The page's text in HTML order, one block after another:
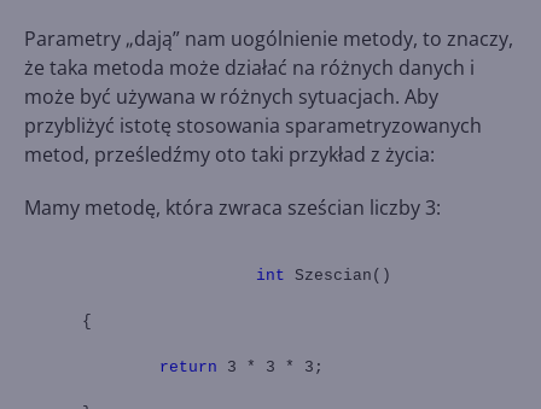
Parametry „dają” nam uogólnienie metody, to znaczy,
że taka metoda może działać na różnych danych i
może być używana w różnych sytuacjach. Aby
przybliżyć istotę stosowania sparametryzowanych
metod, prześledźmy oto taki przykład z życia:
Mamy metodę, która zwraca sześcian liczby 3:
int Szescian()
{
return 3 * 3 * 3;